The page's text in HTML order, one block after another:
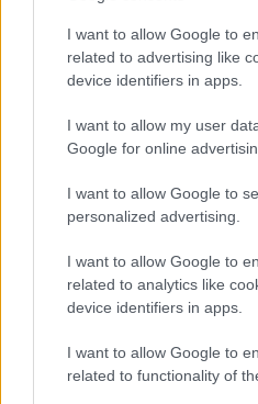
I want to allow Google to
related to advertising like
device identifiers in apps.
I want to allow my user
Google for online
I want to allow Google to
personalized advertising.
I want to allow Google to
related to analytics like
device identifiers in apps.
I want to allow Google to
related to functionality of